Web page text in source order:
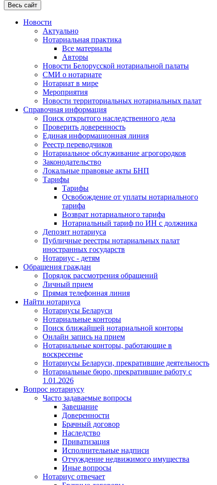
Весь сайт
Новости
Актуально
Нотариальная практика
Все материалы
Авторы
Новости Белорусской нотариальной палаты
СМИ о нотариате
Нотариат в мире
Мероприятия
Новости территориальных нотариальных палат
Справочная информация
Поиск открытого наследственного дела
Проверить доверенность
Единая информационная линия
Реестр переводчиков
Нотариальное обслуживание агрогородков
Законодательство
Локальные правовые акты БНП
Тарифы
Тарифы
Освобождение от уплаты нотариального
тарифа
Возврат нотариального тарифа
Нотариальный тариф по ИН с должника
Депозит нотариуса
Публичные реестры нотариальных палат
иностранных государств
Нотариус - детям
Обращения граждан
Порядок рассмотрения обращений
Личный прием
Прямая телефонная линия
Найти нотариуса
Нотариусы Беларуси
Нотариальные конторы
Поиск ближайшей нотариальной конторы
Онлайн запись на прием
Нотариальные конторы, работающие в
воскресенье
Нотариусы Беларуси, прекратившие деятельность
Нотариальные бюро, прекратившие работу с
1.01.2026
Вопрос нотариусу
Часто задаваемые вопросы
Завещание
Доверенности
Брачный договор
Наследство
Приватизация
Исполнительные надписи
Отчуждение недвижимого имущества
Иные вопросы
Нотариус отвечает